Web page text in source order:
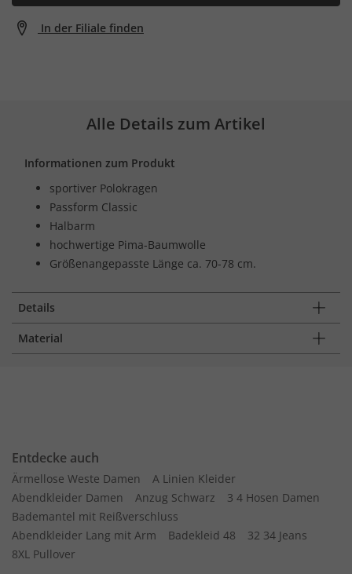
In der Filiale finden
Alle Details zum Artikel
Informationen zum Produkt
sportiver Polokragen
Passform Classic
Halbarm
hochwertige Pima-Baumwolle
Größenangepasste Länge ca. 70-78 cm.
Details
Material
Entdecke auch
Ärmellose Weste Damen
A Linien Kleider
Abendkleider Damen
Anzug Schwarz
3 4 Hosen Damen
Bademantel mit Reißverschluss
Abendkleider Lang mit Arm
Badekleid 48
32 34 Jeans
8XL Pullover